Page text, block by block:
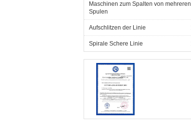
Maschinen zum Spalten von mehreren
Spulen
Aufschlitzen der Linie
Spirale Schere Linie